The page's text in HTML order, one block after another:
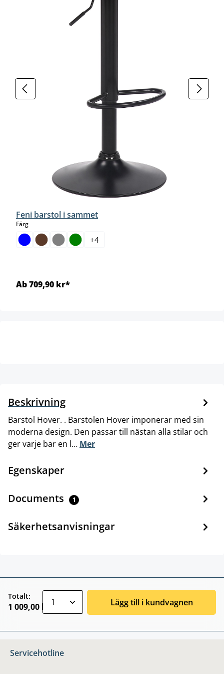
Feni barstol i sammet
Färgselect
+4
Ab 709,90 kr*
Beskrivning
Barstol Hover. . Barstolen Hover imponerar med sin
moderna design. Den passar till nästan alla stilar och
ger varje bar en l… Mer
Egenskaper
Documents 1
Säkerhetsanvisningar
Totalt:
1 009,00 kr Lägg till i kundvagnen
Servicehotline